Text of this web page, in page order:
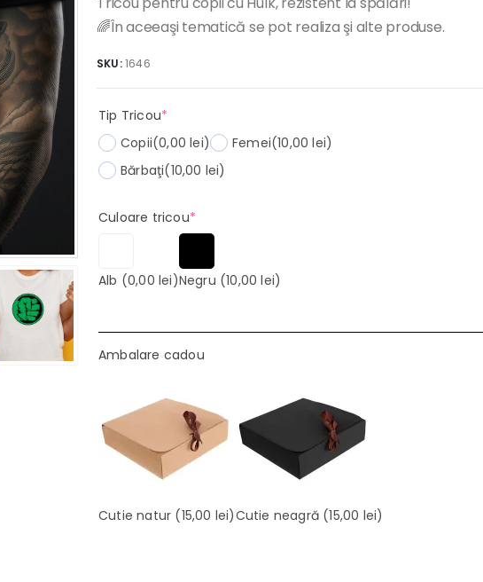
🌈În aceeaşi tematică se pot realiza şi alte produse.
SKU:1646
Tip Tricou*
Copii(0,00 lei) Femei(10,00 lei)
Bărbaţi(10,00 lei)
Culoare tricou*(required)
Alb (0,00 lei)Negru (10,00 lei)
Ambalare cadou
Cutie natur (15,00 lei)Cutie neagră (15,00 lei)